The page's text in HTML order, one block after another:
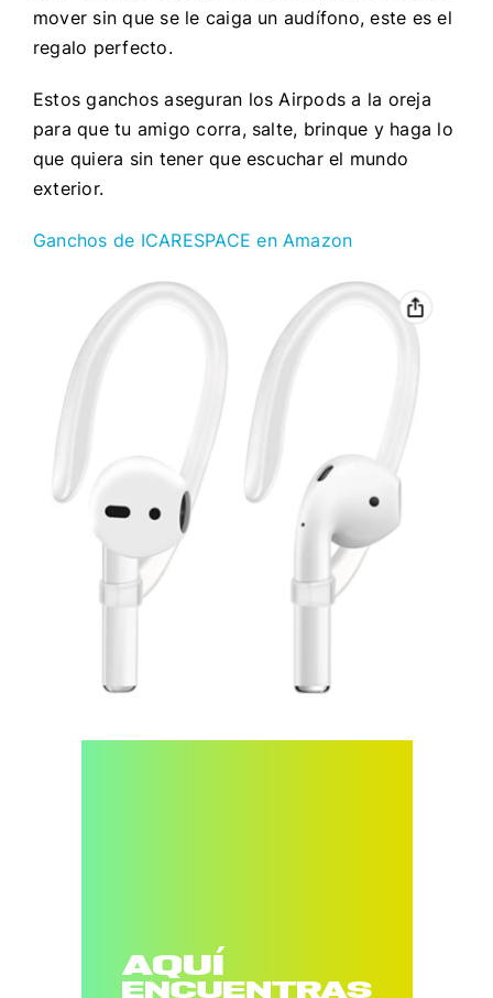
mover sin que se le caiga un audífono, este es el
regalo perfecto.
Estos ganchos aseguran los Airpods a la oreja
para que tu amigo corra, salte, brinque y haga lo
que quiera sin tener que escuchar el mundo
exterior.
Ganchos de ICARESPACE en Amazon